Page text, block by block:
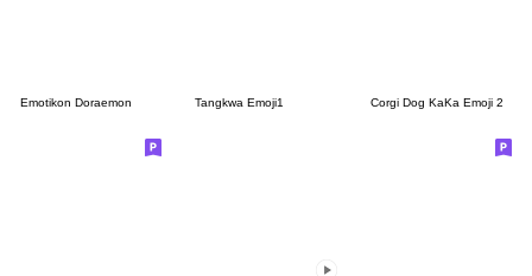
Emotikon Doraemon Tangkwa Emoji1 Corgi Dog KaKa Emoji 2